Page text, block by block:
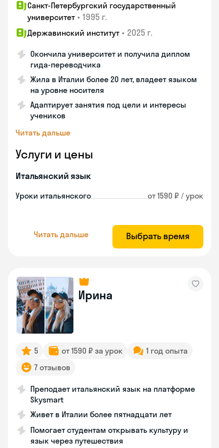
Санкт-Петербургский государственный
университет • 1995 г.
Державинский институт • 2025 г.
Окончила университет и получила диплом
гида-переводчика
Жила в Италии более 20 лет, владеет языком
на уровне носителя
Адаптирует занятия под цели и интересы
учеников
Читать дальше
Услуги и цены
Итальянский язык
Уроки итальянского от 1590 ₽ / урок
Читать дальше Выбрать время
Ирина
5 от 1590 ₽ за урок
1 год опыта
7 отзывов
Преподает итальянский язык на платформе
Skysmart
Живет в Италии более пятнадцати лет
Помогает студентам открывать культуру и
язык через путешествия